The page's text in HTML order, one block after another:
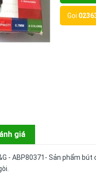
Gọi
giá
- ABP80371- Sản phẩm